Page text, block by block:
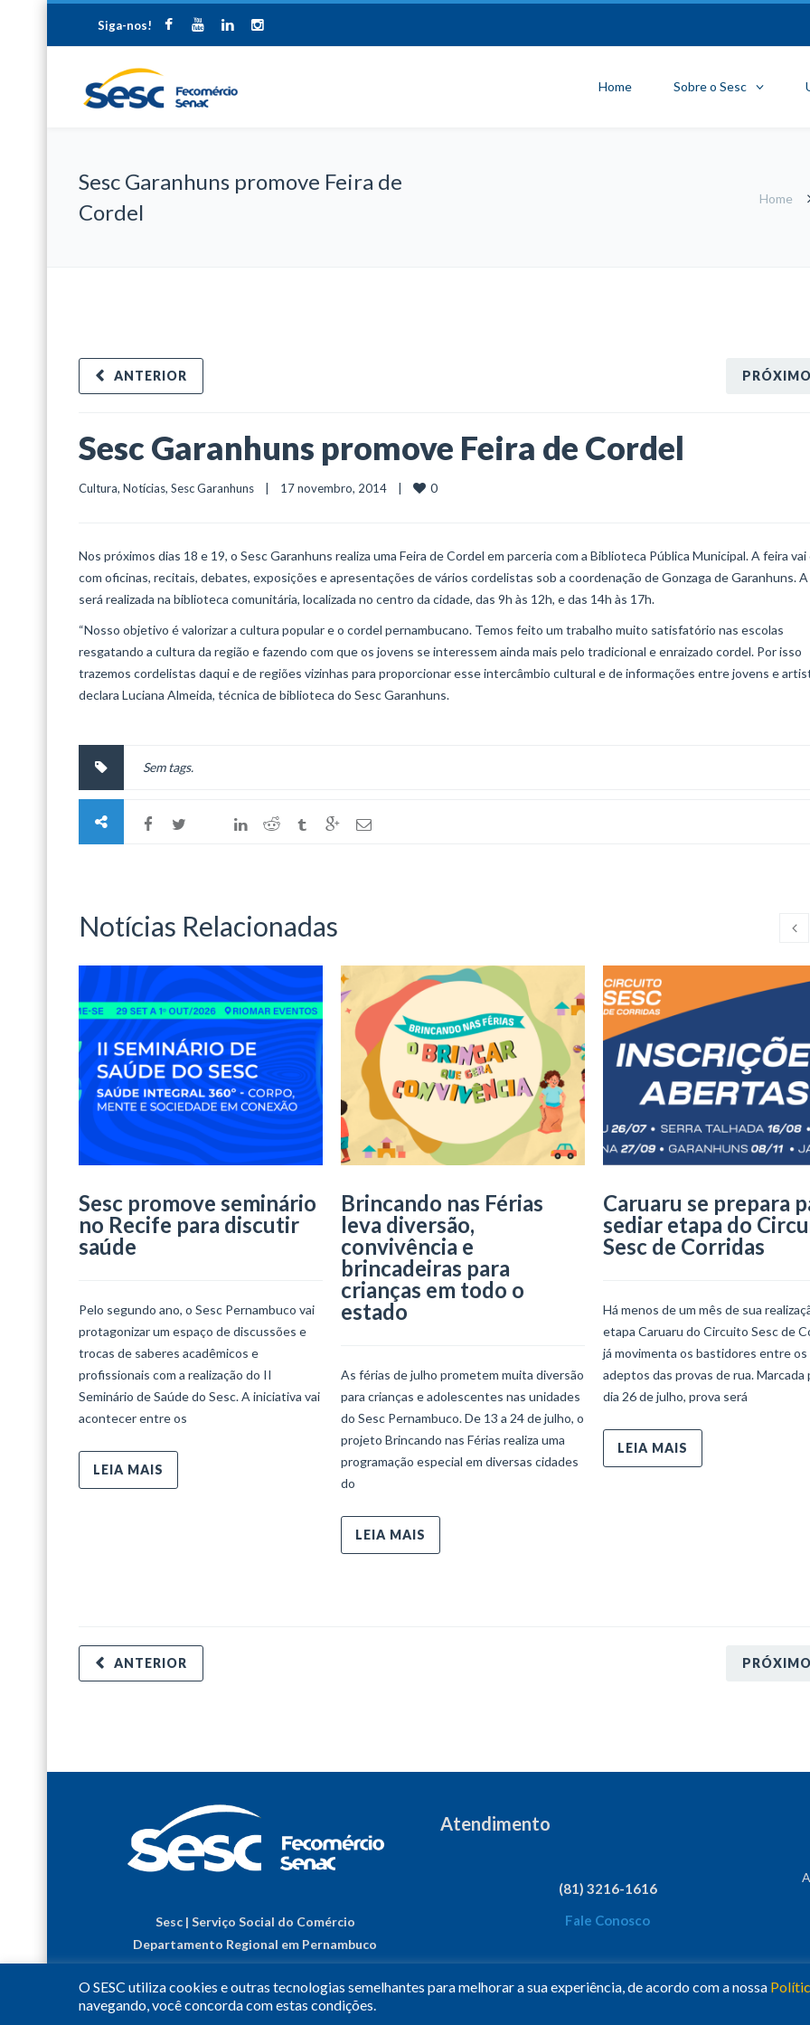
Siga-nos!
Home Sobre o Sesc
Sesc Garanhuns promove Feira de
Cordel
Home
PRÓXIMO
ANTERIOR
Sesc Garanhuns promove Feira de Cordel
Cultura, Notícias, Sesc Garanhuns
    |    17 novembro, 2014    |
0
Nos próximos dias 18 e 19, o Sesc Garanhuns realiza uma Feira de Cordel em parceria com a Biblioteca Pública Municipal. A feira
com oficinas, recitais, debates, exposições e apresentações de vários cordelistas sob a coordenação de Gonzaga de Garanhuns. A
será realizada na biblioteca comunitária, localizada no centro da cidade, das 9h às 12h, e das 14h às 17h.
“Nosso objetivo é valorizar a cultura popular e o cordel pernambucano. Temos feito um trabalho muito satisfatório nas escolas
resgatando a cultura da região e fazendo com que os jovens se interessem ainda mais pelo tradicional e enraizado cordel. Por isso
trazemos cordelistas daqui e de regiões vizinhas para proporcionar esse intercâmbio cultural e de informações entre jovens e
declara Luciana Almeida, técnica de biblioteca do Sesc Garanhuns.
Sem tags.
Notícias Relacionadas
Sesc promove seminário
no Recife para discutir
saúde
Pelo segundo ano, o Sesc Pernambuco vai
protagonizar um espaço de discussões e
trocas de saberes acadêmicos e
profissionais com a realização do II
Seminário de Saúde do Sesc. A iniciativa vai
acontecer entre os
LEIA MAIS
Brincando nas Férias
leva diversão,
convivência e
brincadeiras para
crianças em todo o
estado
As férias de julho prometem muita diversão
para crianças e adolescentes nas unidades
do Sesc Pernambuco. De 13 a 24 de julho, o
projeto Brincando nas Férias realiza uma
programação especial em diversas cidades
do
LEIA MAIS
Caruaru se prepara
sediar etapa do
Sesc de Corridas
Há menos de um mês de sua
etapa Caruaru do Circuito Sesc de
já movimenta os bastidores entre os
adeptos das provas de rua. Marcada
dia 26 de julho, prova será
LEIA MAIS
PRÓXIMO
ANTERIOR
Sesc | Serviço Social do Comércio
Departamento Regional em Pernambuco
Atendimento
(81) 3216-1616
Fale Conosco
© 2023 • Todos os Direitos Reservados.•Conheça o
O SESC utiliza cookies e outras tecnologias semelhantes para melhorar a sua experiência, de acordo com a nossa
navegando, você concorda com estas condições.